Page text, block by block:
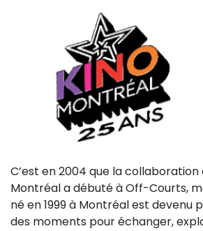
C’est en 2004 que la collaboration
Montréal a débuté à Off-Courts,
né en 1999 à Montréal est devenu
des moments pour échanger,